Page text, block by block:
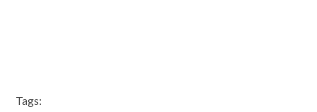
Tags: